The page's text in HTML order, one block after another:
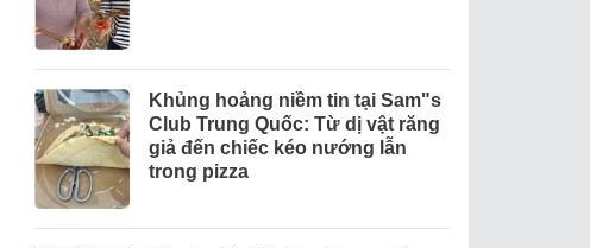
Khủng hoảng niềm tin tại Sam"s
Club Trung Quốc: Từ dị vật răng
giả đến chiếc kéo nướng lẫn
trong pizza